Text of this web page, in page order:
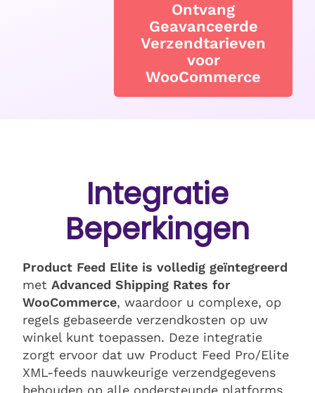
Ontvang
Geavanceerde
Verzendtarieven
voor
WooCommerce
Integratie
Beperkingen
Product Feed Elite is volledig geïntegreerd
met Advanced Shipping Rates for
WooCommerce, waardoor u complexe, op
regels gebaseerde verzendkosten op uw
winkel kunt toepassen. Deze integratie
zorgt ervoor dat uw Product Feed Pro/Elite
XML-feeds nauwkeurige verzendgegevens
behouden op alle ondersteunde platforms.